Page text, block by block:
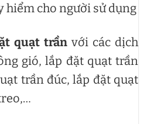
hiểm cho người sử dụng
quạt trần với các dịch
gió, lắp đặt quạt trần
trần đúc, lắp đặt quạt